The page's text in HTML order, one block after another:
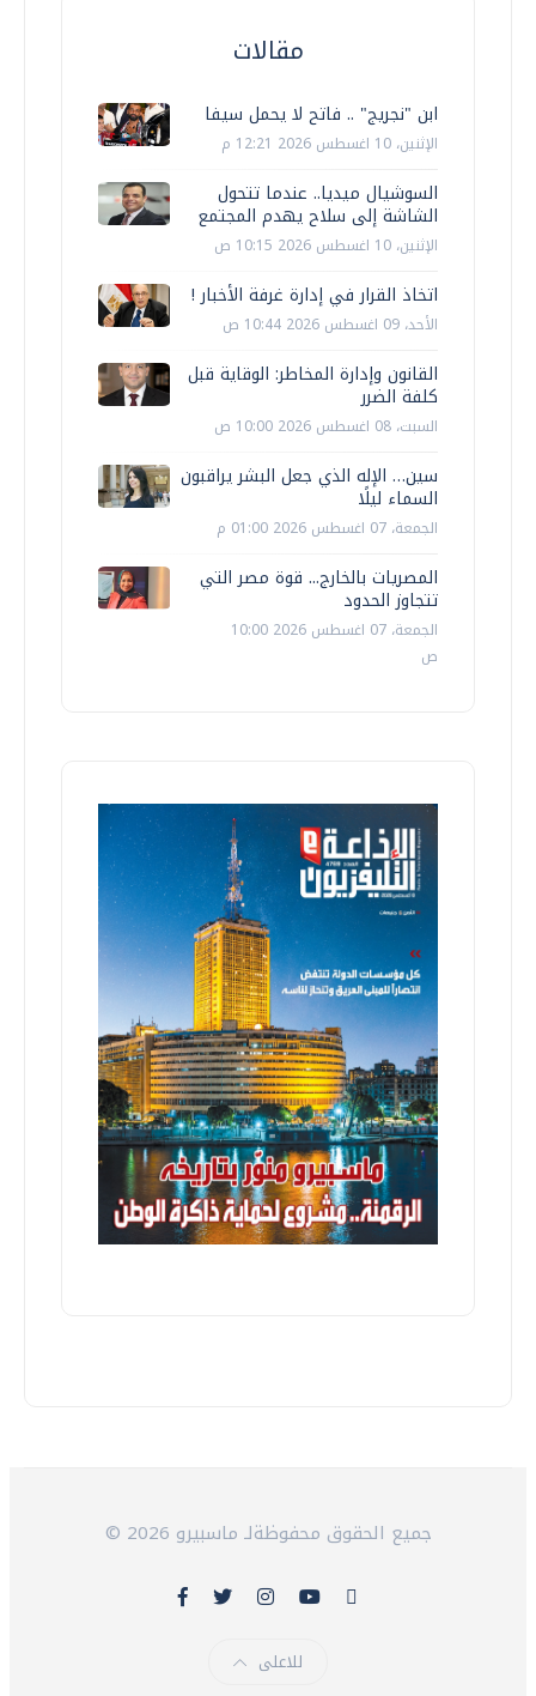
مقالات
ابن "نجريج" .. فاتح لا يحمل سيفا
الإثنين، 10 اغسطس 2026 12:21 م
السوشيال ميديا.. عندما تتحول
الشاشة إلى سلاح يهدم المجتمع
الإثنين، 10 اغسطس 2026 10:15 ص
اتخاذ القرار في إدارة غرفة الأخبار !
الأحد، 09 اغسطس 2026 10:44 ص
القانون وإدارة المخاطر: الوقاية قبل
كلفة الضرر
السبت، 08 اغسطس 2026 10:00 ص
سين… الإله الذي جعل البشر يراقبون
السماء ليلًا
الجمعة، 07 اغسطس 2026 01:00 م
المصريات بالخارج... قوة مصر التي
تتجاوز الحدود
الجمعة، 07 اغسطس 2026 10:00
ص
© 2026 جميع الحقوق محفوظةلـ ماسبيرو
للاعلى